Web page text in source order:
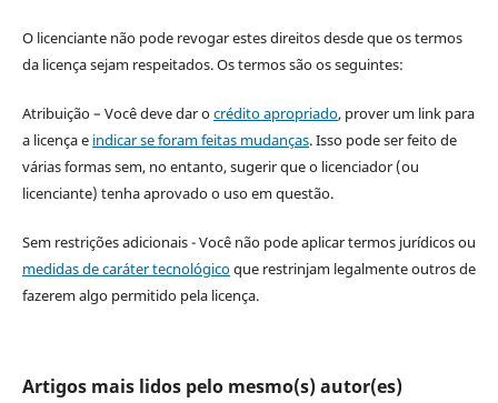
O licenciante não pode revogar estes direitos desde que os termos
da licença sejam respeitados. Os termos são os seguintes:
Atribuição – Você deve dar ocrédito apropriado, prover um link para
a licença e indicar se foram feitas mudanças. Isso pode ser feito de
várias formas sem, no entanto, sugerir que o licenciador (ou
licenciante) tenha aprovado o uso em questão.
Sem restrições adicionais - Você não pode aplicar termos jurídicos ou
medidas de caráter tecnológicoque restrinjam legalmente outros de
fazerem algo permitido pela licença.
Artigos mais lidos pelo mesmo(s) autor(es)